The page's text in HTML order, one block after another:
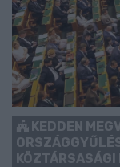
KEDDEN
KÖZTÁRSASÁGI